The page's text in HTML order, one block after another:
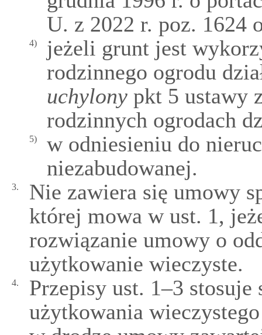
U. z 2022 r. poz. 1624
4)
jeżeli grunt jest
rodzinnego ogrodu
uchylony pkt 5 ustawy
rodzinnych ogrodach
5)
w odniesieniu do
niezabudowanej.
3.
Nie zawiera się umowy
której mowa w ust. 1,
rozwiązanie umowy o
użytkowanie wieczyste.
4.
Przepisy ust. 1–3
użytkowania